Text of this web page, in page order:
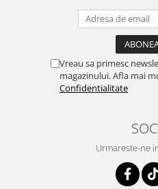
Vreau sa primesc
magazinului. Afla mai
Confidentialitate
Urmareste-ne